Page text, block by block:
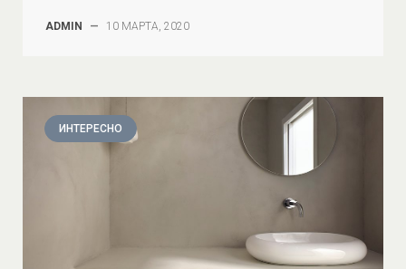
ADMIN — 10 МАРТА, 2020
ИНТЕРЕСНО